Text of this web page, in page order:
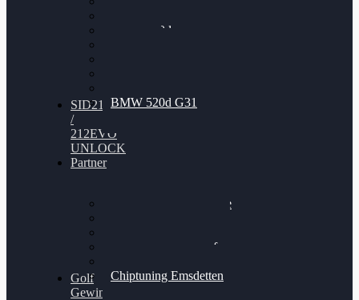
BMW 120d
BMW 520d G31
SID212
/
212EVO
UNLOCK
Partner
Bilgenroth Performance
Chiptuning Schüttorf
Chiptuning Emsdetten
Golf
Gewinnspiel